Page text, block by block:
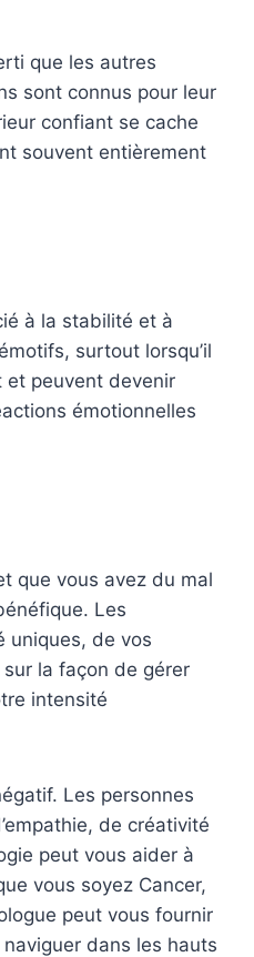
que les autres
sont connus pour leur
confiant se cache
souvent entièrement
à la stabilité et à
surtout lorsqu’il
et peuvent devenir
émotionnelles
que vous avez du mal
Les
uniques, de vos
la façon de gérer
intensité
Les personnes
de créativité
peut vous aider à
vous soyez Cancer,
peut vous fournir
dans les hauts